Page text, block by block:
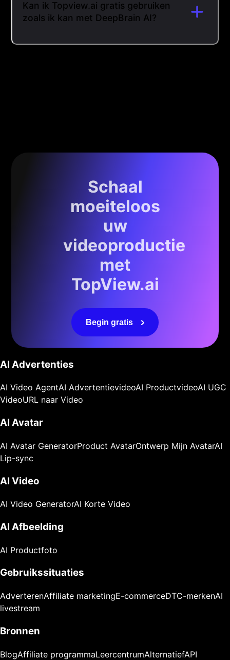
Kan ik Topview.ai gratis gebruiken
zoals ik kan met DeepBrain AI?
Schaal
moeiteloos
uw
videoproductie
met
TopView.ai
Begin gratis
AI Advertenties
AI Video AgentAI AdvertentievideoAI ProductvideoAI UGC
VideoURL naar Video
AI Avatar
AI Avatar GeneratorProduct AvatarOntwerp Mijn AvatarAI
Lip-sync
AI Video
AI Video GeneratorAI Korte Video
AI Afbeelding
AI Productfoto
Gebruikssituaties
AdverterenAffiliate marketingE-commerceDTC-merkenAI
livestream
Bronnen
BlogAffiliate programmaLeercentrumAlternatiefAPI